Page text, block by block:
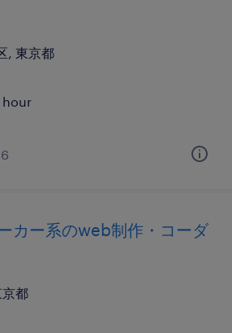
, 東京都
hour
カー系のweb制作・コーダ
都